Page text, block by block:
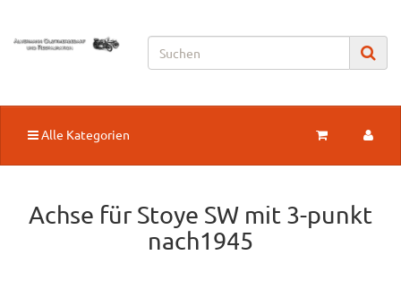
Alle Kategorien
Achse für Stoye SW mit 3-punkt
nach1945